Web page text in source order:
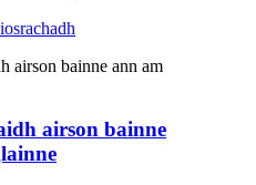
airson bainne